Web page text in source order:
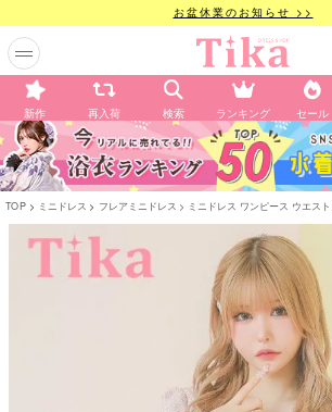
お盆休業のお知らせ >>
新作 再入荷 検索 ランキング セール
TOP ミニドレス フレアミニドレス ミニドレス ワンピース ウエス